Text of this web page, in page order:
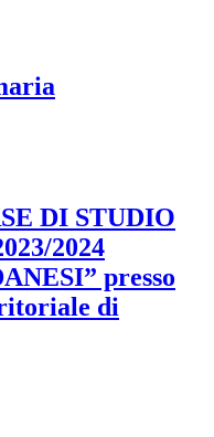
DI STUDIO
2024
presso
di